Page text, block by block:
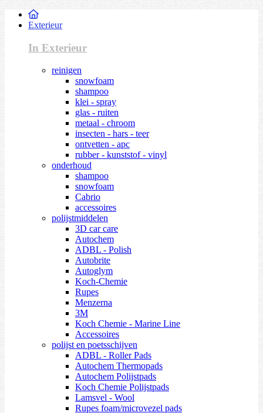
Exterieur
In Exterieur
reinigen
snowfoam
shampoo
klei - spray
glas - ruiten
metaal - chroom
insecten - hars - teer
ontvetten - apc
rubber - kunststof - vinyl
onderhoud
shampoo
snowfoam
Cabrio
accessoires
polijstmiddelen
3D car care
Autochem
ADBL - Polish
Autobrite
Autoglym
Koch-Chemie
Rupes
Menzerna
3M
Koch Chemie - Marine Line
Accessoires
polijst en poetsschijven
ADBL - Roller Pads
Autochem Thermopads
Autochem Polijstpads
Koch Chemie Polijstpads
Lamsvel - Wool
Rupes foam/microvezel pads